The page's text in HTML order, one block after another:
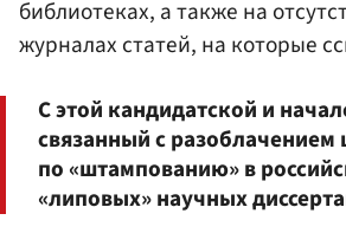
библиотеках, а также на
журналах статей, на которые
С этой кандидатской и
связанный с разоблачением
по «штампованию» в
«липовых» научных